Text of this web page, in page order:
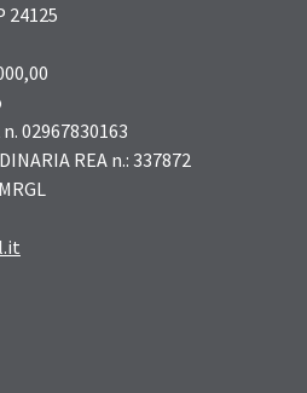
24125
02967830163
REA n.: 337872